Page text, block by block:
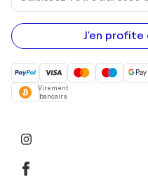
adresse
e-
mail
J'en profite
Virement
bancaire